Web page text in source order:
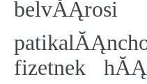
fizetnek